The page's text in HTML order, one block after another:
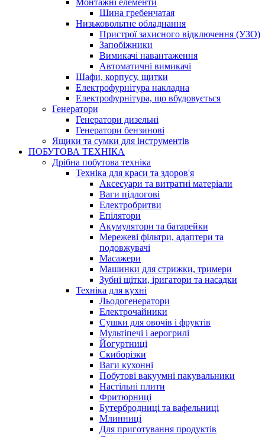
Монтажні елементи
Шина гребенчатая
Низьковольтне обладнання
Пристрої захисного відключення (УЗО)
Запобіжники
Вимикачі навантаження
Автоматичні вимикачі
Шафи, корпусу, щитки
Електрофурнітура накладна
Електрофурнітура, що вбудовується
Генератори
Генератори дизельні
Генератори бензинові
Ящики та сумки для інструментів
ПОБУТОВА ТЕХНІКА
Дрібна побутова техніка
Техніка для краси та здоров'я
Аксесуари та витратні матеріали
Ваги підлогові
Електробритви
Епілятори
Акумулятори та батарейки
Мережеві фільтри, адаптери та
подовжувачі
Масажери
Машинки для стрижки, тримери
Зубні щітки, іригатори та насадки
Техніка для кухні
Льодогенератори
Електрочайники
Сушки для овочів і фруктів
Мультіпечі і аерогрилі
Йогуртниці
Скиборізки
Ваги кухонні
Побутові вакуумні пакувальники
Настільні плити
Фритюрниці
Бутербродниці та вафельниці
Млинниці
Для приготування продуктів